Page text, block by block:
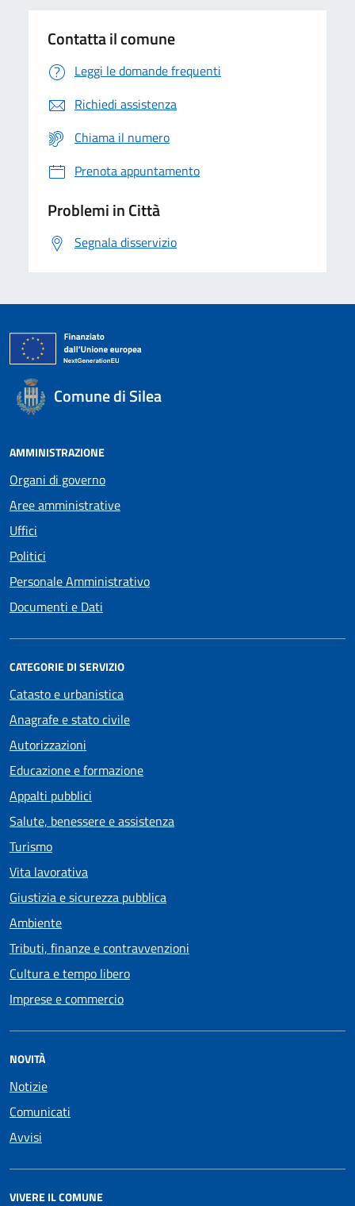
Contatta il comune
Leggi le domande frequenti
Richiedi assistenza
Chiama il numero
Prenota appuntamento
Problemi in Città
Segnala disservizio
Comune di Silea
AMMINISTRAZIONE
Organi di governo
Aree amministrative
Uffici
Politici
Personale Amministrativo
Documenti e Dati
CATEGORIE DI SERVIZIO
Catasto e urbanistica
Anagrafe e stato civile
Autorizzazioni
Educazione e formazione
Appalti pubblici
Salute, benessere e assistenza
Turismo
Vita lavorativa
Giustizia e sicurezza pubblica
Ambiente
Tributi, finanze e contravvenzioni
Cultura e tempo libero
Imprese e commercio
NOVITÀ
Notizie
Comunicati
Avvisi
VIVERE IL COMUNE